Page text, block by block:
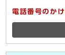
電話番号のか